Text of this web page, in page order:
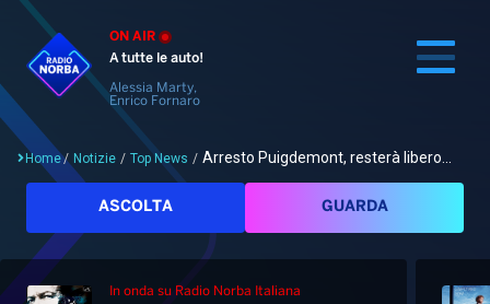
ON AIR
A tutte le auto!
Alessia Marty,
Enrico Fornaro
Cerca
Home/ Notizie / Top News / Arresto Puigdemont, resterà libero...
ASCOLTA GUARDA
In onda su Radio Norba Italiana